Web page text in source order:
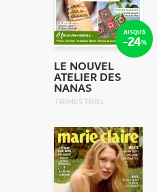
JUSQU'À
-24%
LE NOUVEL
ATELIER DES
NANAS
TRIMESTRIEL